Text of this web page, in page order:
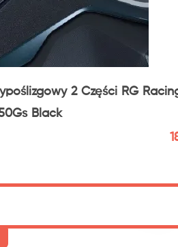
2 Części RG
Black